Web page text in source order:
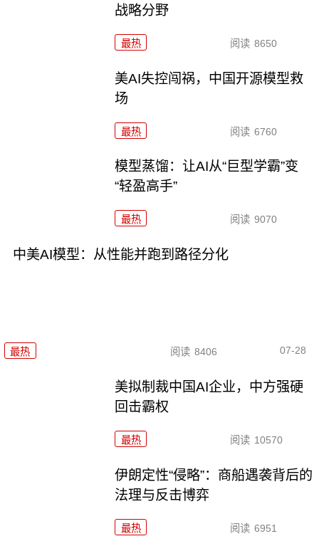
战略分野
最热 阅读 8650
美AI失控闯祸，中国开源模型救
场
最热 阅读 6760
模型蒸馏：让AI从“巨型学霸”变
“轻盈高手”
最热 阅读 9070
中美AI模型：从性能并跑到路径分化
最热 阅读 8406 07-28
美拟制裁中国AI企业，中方强硬
回击霸权
最热 阅读 10570
伊朗定性“侵略”：商船遇袭背后的
法理与反击博弈
最热 阅读 6951